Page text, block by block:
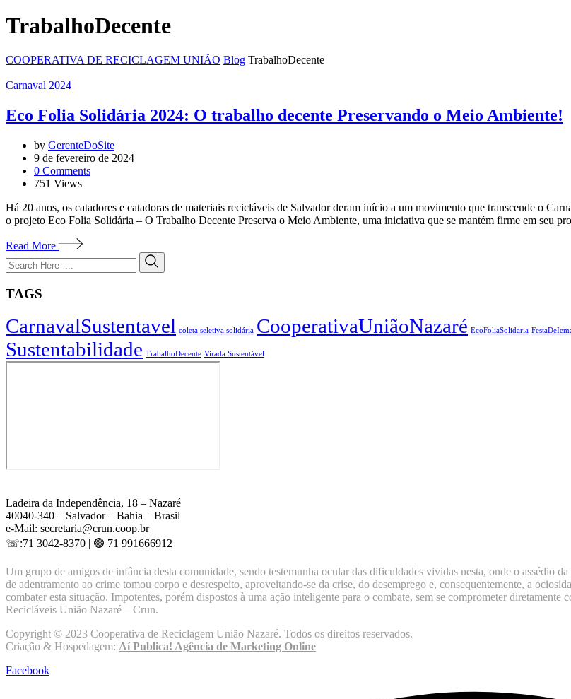
TrabalhoDecente
COOPERATIVA DE RECICLAGEM UNIÃO Blog TrabalhoDecente
Carnaval 2024
Eco Folia Solidária 2024: O trabalho decente Preservando o Meio Ambiente!
by GerenteDoSite
9 de fevereiro de 2024
0 Comments
751 Views
Há 20 anos, os catadores e catadoras de materiais recicláveis de Salvador deram início a um movimento que transcende o
o projeto Eco Folia Solidária – O Trabalho Decente Preserva o Meio Ambiente, uma iniciativa que se mantém firme em seu
Read More
TAGS
CarnavalSustentavel coleta seletiva solidária CooperativaUniãoNazaré EcoFoliaSolidaria
Sustentabilidade TrabalhoDecente Virada Sustentável
Ladeira da Independência, 18 – Nazaré
40040-340 – Salvador – Bahia – Brasil
e-Mail: secretaria@crun.coop.br
☏:71 3042-8370 | 🟢 71 991666912
Um grupo de amigos de infância desta comunidade, sendo testemunha ocular das dificuldades vividas nesta, onde o assédio
de adentramento ao crime tomou corpo e desrespeito, aproveitando-se da crise, do desemprego e, consequentemente, a
combater esta situação. Impotentes, porém dispostos à uma ação inteligente para o combate, sem se comprometer
Recicláveis União Nazaré – Crun.
Copyright © 2023 Cooperativa de Reciclagem União Nazaré. Todos os direitos reservados.
Criação & Hospedagem: Aí Publica! Agência de Marketing Online
Facebook